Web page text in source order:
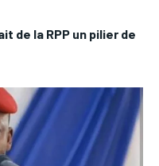
de la RPP un pilier de